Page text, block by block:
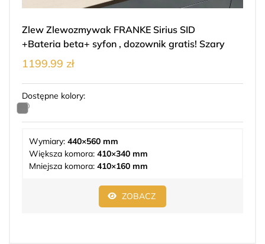
Zlew Zlewozmywak FRANKE Sirius SID
+Bateria beta+ syfon , dozownik gratis! Szary
1199.99 zł
Dostępne kolory:
Wymiary: 440×560 mm
Większa komora: 410×340 mm
Mniejsza komora: 410×160 mm
ZOBACZ